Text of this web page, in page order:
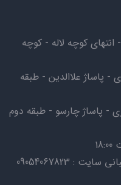
کوچه لاله - کوچه
- پاساژ علاالدین - طبقه
- پاساژ چارسو - طبقه دوم
: 09054067823